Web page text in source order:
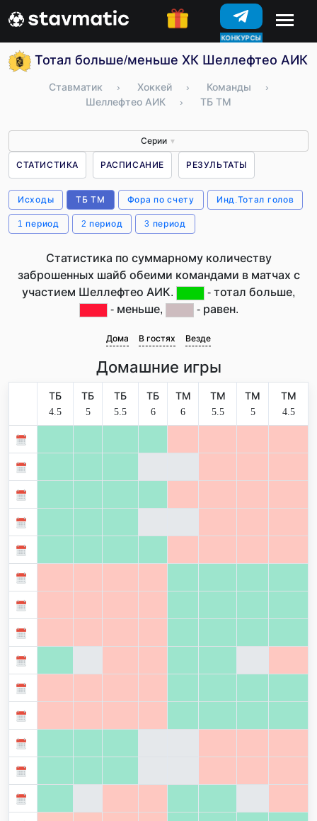
КОНКУРСЫ
Тотал больше/меньше ХК Шеллефтео АИК
Ставматик › Хоккей › Команды
›
Шеллефтео АИК
› ТБ ТМ
Серии ▼
СТАТИСТИКА РАСПИСАНИЕ РЕЗУЛЬТАТЫ
Исходы ТБ ТМ Фора по счету Инд.Тотал голов
1 период 2 период 3 период
Статистика по суммарному количеству
заброшенных шайб обеими командами в матчах с
участием Шеллефтео АИК.
- тотал больше,
- меньше,
- равен.
Дома В гостях Везде
Домашние игры
ТБ
4.5
ТБ
5
ТБ
5.5
ТБ
6
ТМ
6
ТМ
5.5
ТМ
5
ТМ
4.5